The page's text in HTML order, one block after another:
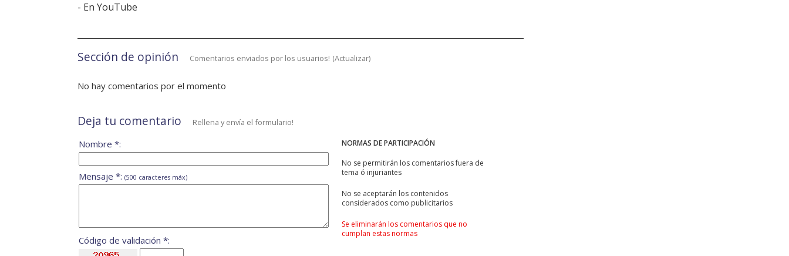
- En YouTube
Sección de opinión Comentarios enviados por los usuarios! (Actualizar)
No hay comentarios por el momento
Deja tu comentario Rellena y envía el formulario!
NORMAS DE PARTICIPACIÓN
No se permitirán los comentarios fuera de
tema ó injuriantes
No se aceptarán los contenidos
considerados como publicitarios
Se eliminarán los comentarios que no
cumplan estas normas
Nombre *:
Mensaje *: (500 caracteres máx)
Código de validación *: